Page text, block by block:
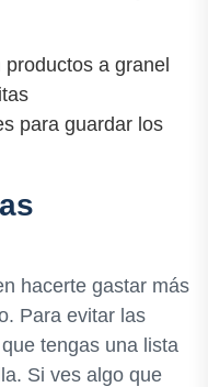
a granel
para guardar los
hacerte gastar más
Para evitar las
tengas una lista
Si ves algo que